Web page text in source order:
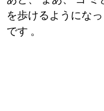
を歩けるようにな
です 。